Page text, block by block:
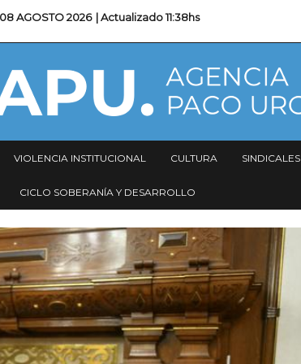
08 AGOSTO 2026 | Actualizado11:38hs
VIOLENCIA INSTITUCIONAL CULTURA SINDICALES
CICLO SOBERANÍA Y DESARROLLO